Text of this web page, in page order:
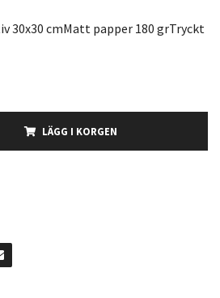
30x30 cmMatt papper 180 grTryckt
LÄGG I KORGEN